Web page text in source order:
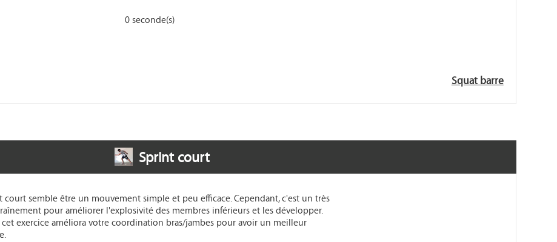
0 seconde(s)
Squat barre
Sprint court
court semble être un mouvement simple et peu efficace. Cependant, c'est un très
pour améliorer l'explosivité des membres inférieurs et les développer.
cet exercice améliora votre coordination bras/jambes pour avoir un meilleur